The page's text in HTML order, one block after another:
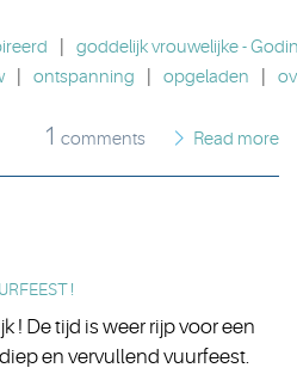
goddelijk vrouwelijke -
ontspanning opgeladen
1 comments Read more
!
! De tijd is weer rijp voor een
en vervullend vuurfeest.